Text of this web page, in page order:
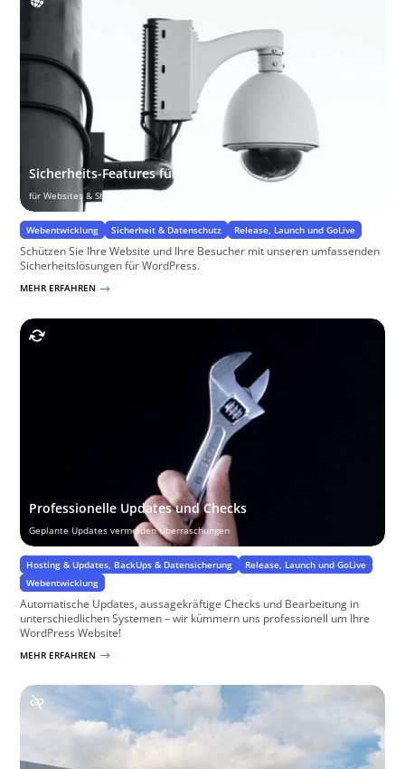
Sicherheits-Features für WordPress
für Websites & Shops
Webentwicklung Sicherheit & Datenschutz Release, Launch und GoLive
Schützen Sie Ihre Website und Ihre Besucher mit unseren umfassenden
Sicherheitslösungen für WordPress.
MEHR ERFAHREN $
Professionelle Updates und Checks
Geplante Updates vermeiden Überraschungen
Hosting & Updates, BackUps & Datensicherung
Release, Launch und GoLive
Webentwicklung
Automatische Updates, aussagekräftige Checks und Bearbeitung in
unterschiedlichen Systemen – wir kümmern uns professionell um Ihre
WordPress Website!
MEHR ERFAHREN $